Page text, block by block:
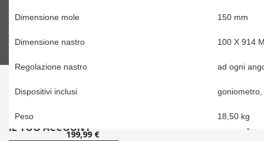
Dimensione mole 150 mm
Dimensione nastro 100 X 914
Regolazione nastro ad ogni
Dispositivi inclusi
Peso 18,50 kg
Prezzo
199,99 €
PRODOTTI 
IL TUO ACCOUNT 